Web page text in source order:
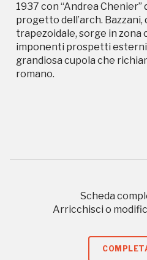
1937 con “Andrea Chenier”
progetto dell’arch. Bazzani,
trapezoidale, sorge in zona
imponenti prospetti esterni
grandiosa cupola che
romano.
Scheda
Arricchisci o
I Luoghi